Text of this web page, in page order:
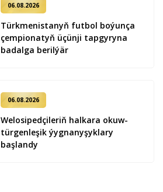
06.08.2026
Türkmenistanyň futbol boýunça
çempionatyň üçünji tapgyryna
badalga berilýär
06.08.2026
Welosipedçileriň halkara okuw-
türgenleşik ýygnanyşyklary
başlandy